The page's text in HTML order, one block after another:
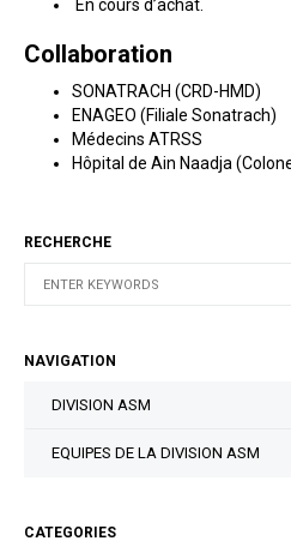
En cours d’achat.
Collaboration
SONATRACH (CRD-HMD)
ENAGEO (Filiale Sonatrach)
Médecins ATRSS
Hôpital de Ain Naadja
RECHERCHE
NAVIGATION
DIVISION ASM
EQUIPES DE LA DIVISION ASM
CATEGORIES